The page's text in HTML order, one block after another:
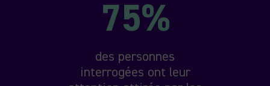
75%
des personnes
interrogées ont leur